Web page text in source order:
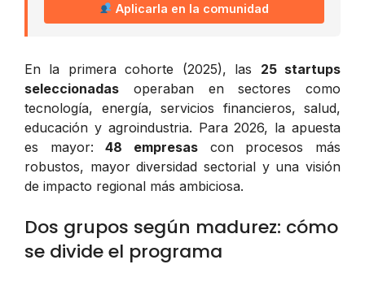
Aplicarla en la comunidad
En la primera cohorte (2025), las 25 startups
seleccionadas operaban en sectores como
tecnología, energía, servicios financieros, salud,
educación y agroindustria. Para 2026, la apuesta
es mayor:48 empresas con procesos más
robustos, mayor diversidad sectorial y una visión
de impacto regional más ambiciosa.
Dos grupos según madurez: cómo
se divide el programa